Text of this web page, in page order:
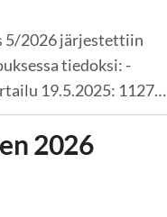
5/2026 järjestettiin
tiedoksi: -
19.5.2025: 1127…
2026